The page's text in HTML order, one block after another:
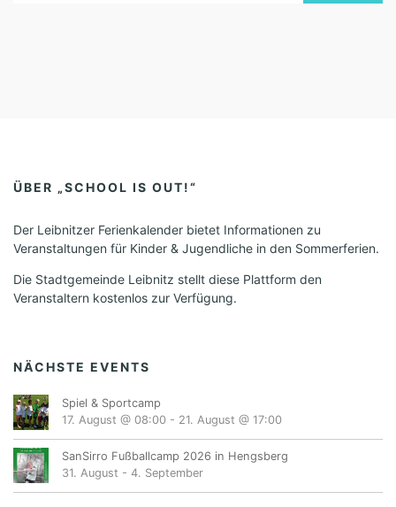
ÜBER „SCHOOL IS OUT!“
Der Leibnitzer Ferienkalender bietet Informationen zu
Veranstaltungen für Kinder & Jugendliche in den Sommerferien.
Die Stadtgemeinde Leibnitz stellt diese Plattform den
Veranstaltern kostenlos zur Verfügung.
NÄCHSTE EVENTS
Spiel & Sportcamp
17. August @ 08:00 - 21. August @ 17:00
SanSirro Fußballcamp 2026 in Hengsberg
31. August - 4. September